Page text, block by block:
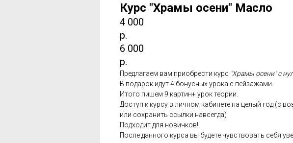
Курс "Храмы осени" Масло
4 000
р.
6 000
р.
Предлагаем вам приобрести курс "Храмы осени" с
В подарок идут 4 бонусных урока с пейзажами.
Итого пишем 9 картин+ урок теории.
Доступ к курсу в личном кабинете на целый год (с
или сохранить ссылки навсегда)
Подходит для новичков!
После данного курса вы будете чувствовать себя